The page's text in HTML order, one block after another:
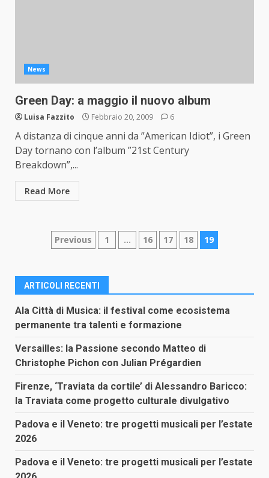
News
Green Day: a maggio il nuovo album
Luisa Fazzito Febbraio 20, 2009 6
A distanza di cinque anni da ”American Idiot”, i Green
Day tornano con l’album ”21st Century
Breakdown”,...
Read More
Paginazione
articoli
Previous 1 … 16 17 18 19
ARTICOLI RECENTI
Ala Città di Musica: il festival come ecosistema
permanente tra talenti e formazione
Versailles: la Passione secondo Matteo di
Christophe Pichon con Julian Prégardien
Firenze, ‘Traviata da cortile’ di Alessandro Baricco:
la Traviata come progetto culturale divulgativo
Padova e il Veneto: tre progetti musicali per l’estate
2026
Padova e il Veneto: tre progetti musicali per l’estate